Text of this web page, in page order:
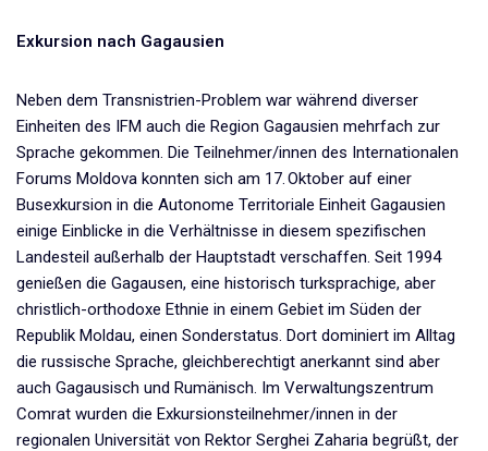
Exkursion nach Gagausien
Neben dem Transnistrien-Problem war während diverser
Einheiten des IFM auch die Region Gagausien mehrfach zur
Sprache gekommen. Die Teilnehmer/innen des Internationalen
Forums Moldova konnten sich am 17. Oktober auf einer
Busexkursion in die Autonome Territoriale Einheit Gagausien
einige Einblicke in die Verhältnisse in diesem spezifischen
Landesteil außerhalb der Hauptstadt verschaffen. Seit 1994
genießen die Gagausen, eine historisch turksprachige, aber
christlich-orthodoxe Ethnie in einem Gebiet im Süden der
Republik Moldau, einen Sonderstatus. Dort dominiert im Alltag
die russische Sprache, gleichberechtigt anerkannt sind aber
auch Gagausisch und Rumänisch. Im Verwaltungszentrum
Comrat wurden die Exkursionsteilnehmer/innen in der
regionalen Universität von Rektor Serghei Zaharia begrüßt, der